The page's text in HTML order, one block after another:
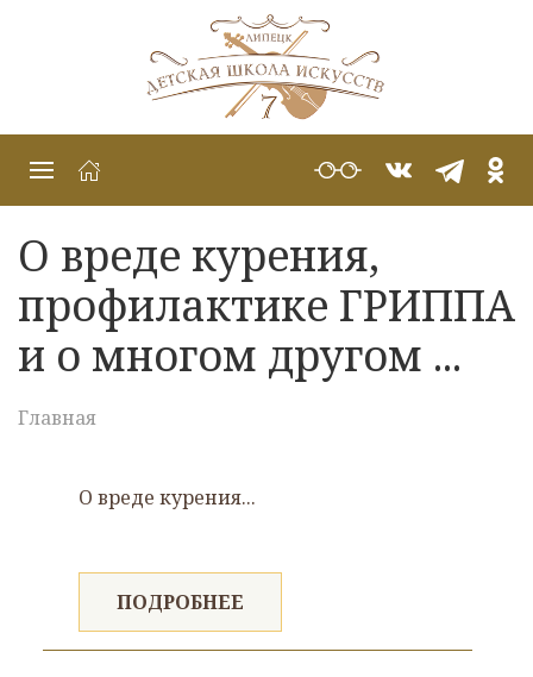
О вреде курения,
профилактике ГРИППА
и о многом другом ...
Главная
О вреде курения...
ПОДРОБНЕЕ